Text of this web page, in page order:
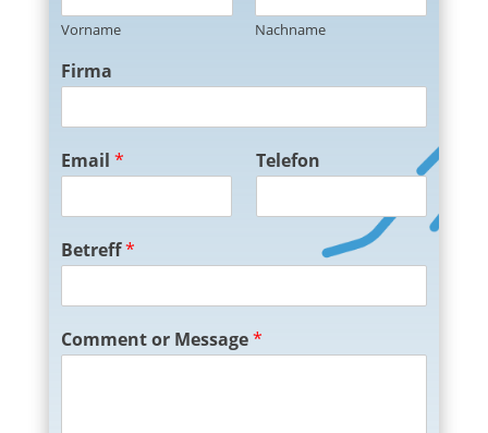
Vorname Nachname
Firma
Email * Telefon
Betreff*
Comment or Message*